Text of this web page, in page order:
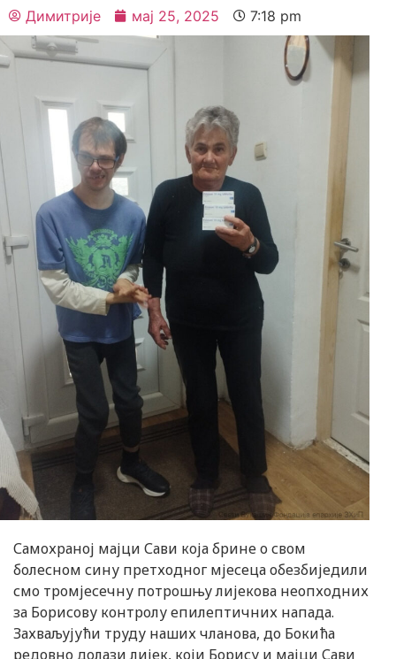
Димитрије мај 25, 2025 7:18 pm
Самохраној мајци Сави која брине о свом
болесном сину претходног мјесеца обезбиједили
смо тромјесечну потрошњу лијекова неопходних
за Борисову контролу епилептичних напада.
Захваљујући труду наших чланова, до Бокића
редовно долази лијек, који Борису и мајци Сави